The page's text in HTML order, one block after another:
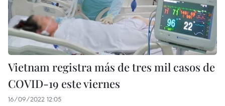
Vietnam registra más de tres mil casos de
COVID-19 este viernes
16/09/2022 12:05